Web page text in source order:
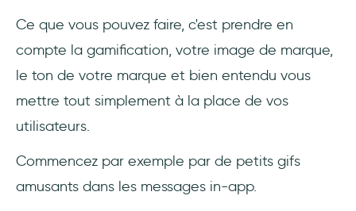
Ce que vous pouvez faire, c'est prendre en
compte la gamification, votre image de marque,
le ton de votre marque et bien entendu vous
mettre tout simplement à la place de vos
utilisateurs.
Commencez par exemple par de petits gifs
amusants dans les messages in-app.